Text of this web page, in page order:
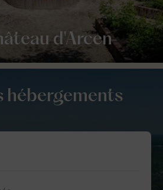
d'Arcen
hébergements